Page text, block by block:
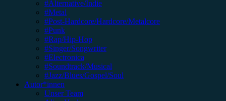
#Alternative/Indie
#Metal
#Post-Hardcore/Hardcore/Metalcore
#Punk
#Rap/Hip-Hop
#Singer/Songwriter
#Electronica
#Soundtrack/Musical
#Jazz/Blues/Gospel/Soul
Autor*innen
Unser Team